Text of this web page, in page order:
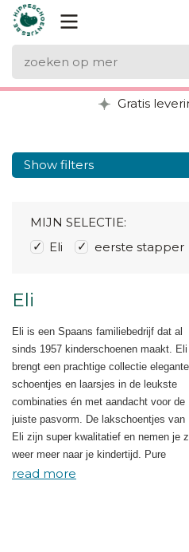
Gratis
Show filters
Eli
Eli is een Spaans familiebedrijf dat al
sinds 1957 kinderschoenen maakt. Eli
brengt een prachtige collectie elegante
schoentjes en laarsjes in de leukste
combinaties én met aandacht voor de
juiste pasvorm. De lakschoentjes van
Eli zijn super kwalitatief en nemen je
weer meer naar je kindertijd. Pure
nostalgie en o zo mooi!
MIJN SELECTIE:
Eli
eerste stapper